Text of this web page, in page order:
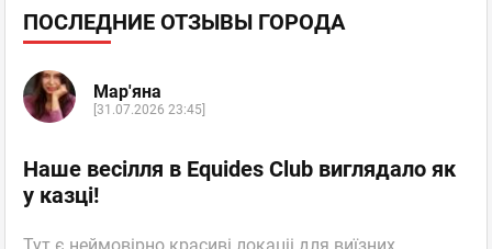
ПОСЛЕДНИЕ ОТЗЫВЫ ГОРОДА
Мар'яна
[31.07.2026 23:45]
Наше весілля в Equides Club виглядало як
у казці!